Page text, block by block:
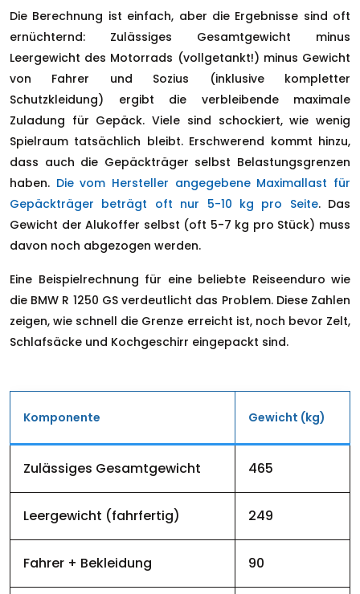
Die Berechnung ist einfach, aber die Ergebnisse sind oft
ernüchternd: Zulässiges Gesamtgewicht minus
Leergewicht des Motorrads (vollgetankt!) minus Gewicht
von Fahrer und Sozius (inklusive kompletter
Schutzkleidung) ergibt die verbleibende maximale
Zuladung für Gepäck. Viele sind schockiert, wie wenig
Spielraum tatsächlich bleibt. Erschwerend kommt hinzu,
dass auch die Gepäckträger selbst Belastungsgrenzen
haben. Die vom Hersteller angegebene Maximallast für
Gepäckträger beträgt oft nur 5-10 kg pro Seite. Das
Gewicht der Alukoffer selbst (oft 5-7 kg pro Stück) muss
davon noch abgezogen werden.
Eine Beispielrechnung für eine beliebte Reiseenduro wie
die BMW R 1250 GS verdeutlicht das Problem. Diese Zahlen
zeigen, wie schnell die Grenze erreicht ist, noch bevor Zelt,
Schlafsäcke und Kochgeschirr eingepackt sind.
Komponente Gewicht (kg)
Zulässiges Gesamtgewicht 465
Leergewicht (fahrfertig) 249
Fahrer + Bekleidung 90